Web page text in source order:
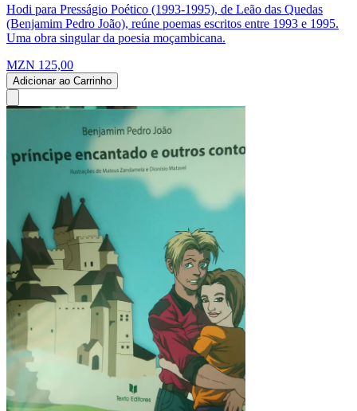
Hodi para Presságio Poético (1993-1995), de Leão das Quedas
(Benjamim Pedro João), reúne poemas escritos entre 1993 e 1995.
Uma obra singular da poesia moçambicana.
MZN 125,00
Adicionar ao Carrinho